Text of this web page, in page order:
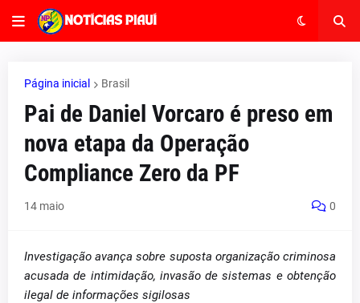
Página inicial Brasil
Pai de Daniel Vorcaro é preso em
nova etapa da Operação
Compliance Zero da PF
14 maio 0
Investigação avança sobre suposta organização criminosa
acusada de intimidação, invasão de sistemas e obtenção
ilegal de informações sigilosas